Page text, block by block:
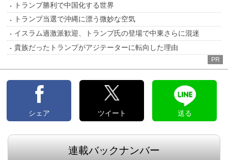
トランプ勝利で中国化する世界
トランプ当選で沖縄に漂う微妙な空気
イスラム過激派歓迎、トランプ氏の登場で中東さらに混迷
貴族だったトランプがアジテーターに転向した理由
PR
シェア ツイート 送る
連載バックナンバー